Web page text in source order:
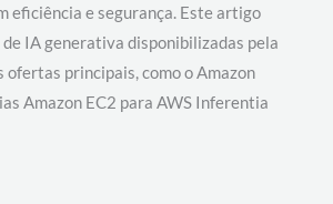
eficiência e segurança. Este artigo
IA generativa disponibilizadas pela
ofertas principais, como o Amazon
Amazon EC2 para AWS Inferentia